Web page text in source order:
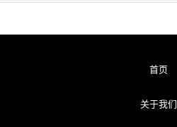
首页
关于我们